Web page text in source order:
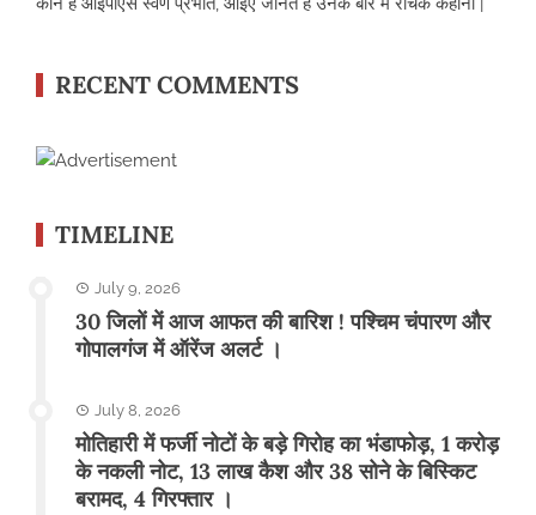
RECENT COMMENTS
TIMELINE
July 9, 2026
30 जिलों में आज आफत की बारिश ! पश्चिम चंपारण और
गोपालगंज में ऑरेंज अलर्ट ।
July 8, 2026
मोतिहारी में फर्जी नोटों के बड़े गिरोह का भंडाफोड़, 1 करोड़
के नकली नोट, 13 लाख कैश और 38 सोने के बिस्किट
बरामद, 4 गिरफ्तार ।